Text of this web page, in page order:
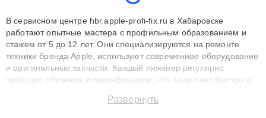
В сервисном центре hbr.apple-profi-fix.ru в Хабаровске
работают опытные мастера с профильным образованием и
стажем от 5 до 12 лет. Они специализируются на ремонте
техники бренда Apple, используют современное оборудование
и оригинальные запчасти. Каждый инженер регулярно
проходит обучение и сертификацию, что позволяет быстро и
сохранением гарантии до 3 лет. Наши мастера решают
Развернуть